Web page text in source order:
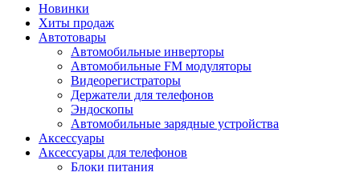
Новинки
Хиты продаж
Автотовары
Автомобильные инверторы
Автомобильные FM модуляторы
Видеорегистраторы
Держатели для телефонов
Эндоскопы
Автомобильные зарядные устройства
Аксессуары
Аксессуары для телефонов
Блоки питания